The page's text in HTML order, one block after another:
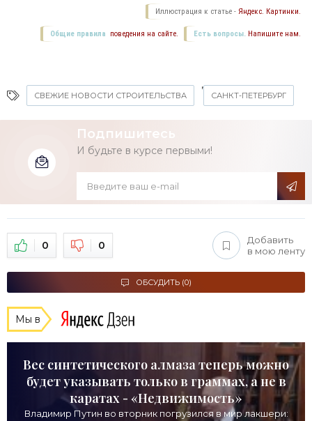
Иллюстрация к статье - Яндекс. Картинки.
Есть вопросы. Напишите нам.
Общие правила поведения на сайте.
СВЕЖИЕ НОВОСТИ СТРОИТЕЛЬСТВА
,
САНКТ-ПЕТЕРБУРГ
Подпишитесь
И будьте в курсе первыми!
0 0
Добавить
в мою ленту
ОБСУДИТЬ (0)
Мы в
Вес синтетического алмаза теперь можно
будет указывать только в граммах, а не в
каратах - «Недвижимость»
Владимир Путин во вторник погрузился в мир лакшери: